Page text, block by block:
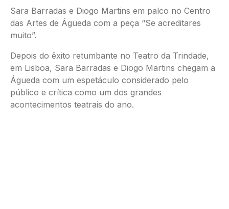
Sara Barradas e Diogo Martins em palco no Centro
das Artes de Águeda com a peça “Se acreditares
muito”.
Depois do êxito retumbante no Teatro da Trindade,
em Lisboa, Sara Barradas e Diogo Martins chegam a
Águeda com um espetáculo considerado pelo
público e crítica como um dos grandes
acontecimentos teatrais do ano.